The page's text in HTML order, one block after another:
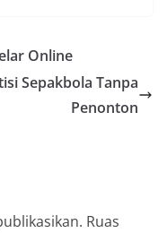
Online
Sepakbola Tanpa
Penonton
Ruas